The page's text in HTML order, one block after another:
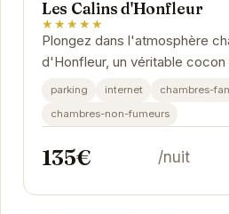
Les Calins d'Honfleur
★★★★★
Plongez dans l'atmosphère
d'Honfleur, un véritable
de la Normandie. Idéalement
parking internet
chambres-
chambres-non-fumeurs
135€ /nuit